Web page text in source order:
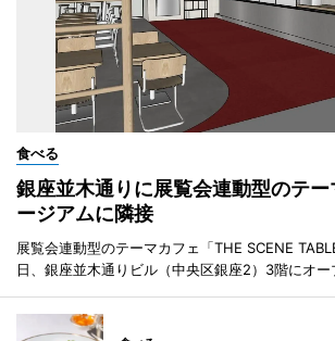
食べる
銀座並木通りに展覧会連動型のテ
ージアムに隣接
展覧会連動型のテーマカフェ「THE SCENE
日、銀座並木通りビル（中央区銀座2）3階にオー